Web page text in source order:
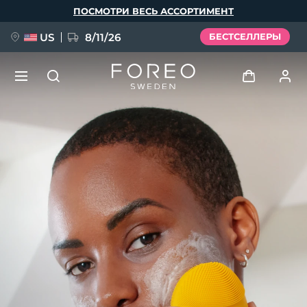
ПОСМОТРИ ВЕСЬ АССОРТИМЕНТ
US 8/11/26 БЕСТСЕЛЛЕРЫ
Профиль пользователя
Мои приборы
Мои заказы
Мои адреса
Мои подписки
НОВИНКА
FAQ™ Pure Beauty-Tech Elixir
BREAKING NEWS
issa™ Teeth Whitening Set
English Deutsch
Español
Français
Italiano
Português
Svenska
Русский
Türkçe
简体中文 繁體中文